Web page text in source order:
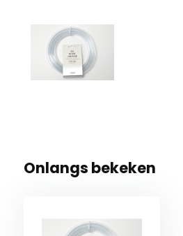
Onlangs bekeken